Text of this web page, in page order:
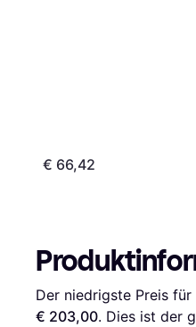
€ 66,42
Der niedrigste Preis für
€ 203,00. Dies ist der